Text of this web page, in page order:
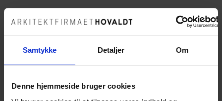
Samtykke Detaljer Om
Denne hjemmeside bruger cookies